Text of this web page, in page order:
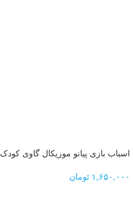
اسباب بازی پیانو موزیکال گاوی کودک
۱,۶۵۰,۰۰۰ تومان